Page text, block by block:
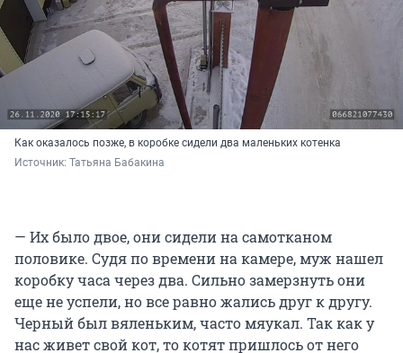
Как оказалось позже, в коробке сидели два маленьких котенка
Источник: Татьяна Бабакина
— Их было двое, они сидели на самотканом
половике. Судя по времени на камере, муж нашел
коробку часа через два. Сильно замерзнуть они
еще не успели, но все равно жались друг к другу.
Черный был вяленьким, часто мяукал. Так как у
нас живет свой кот, то котят пришлось от него